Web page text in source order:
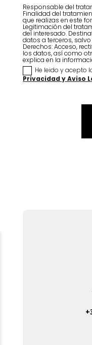
Responsable del
Finalidad del
que realizas en este
Legitimación del
del interesado.
datos a terceros,
Derechos: Acceso,
los datos, así como
explica en la
He leido y acepto
Privacidad y Aviso